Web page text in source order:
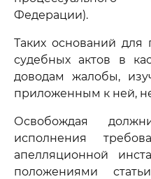
Федерации).
Таких оснований для
судебных актов в
доводам жалобы,
приложенным к ней,
Освобождая
исполнения
апелляционной
положениями